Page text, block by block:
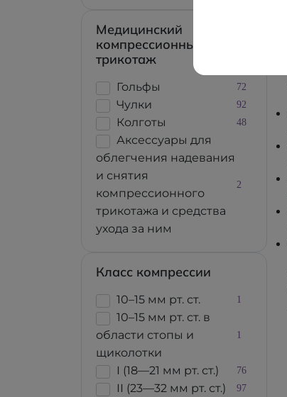
Медицинский
компрессионный
трикотаж
Гольфы 72
Чулки 92
Колготы 48
Аксессуары для
облегчения надевания
и снятия
компрессионного
трикотажа и средства
ухода за ним
2
Класс компрессии
10–15 мм рт. ст. 1
10–15 мм рт. ст. в
области стопы и
щиколотки
1
І (18—21 мм рт. ст.) 76
ІІ (23—32 мм рт. ст.) 97